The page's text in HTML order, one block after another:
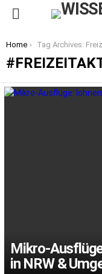
You are here:
Home Tag Archives: Freizeitaktivitäten
Mikro-
in NRW &